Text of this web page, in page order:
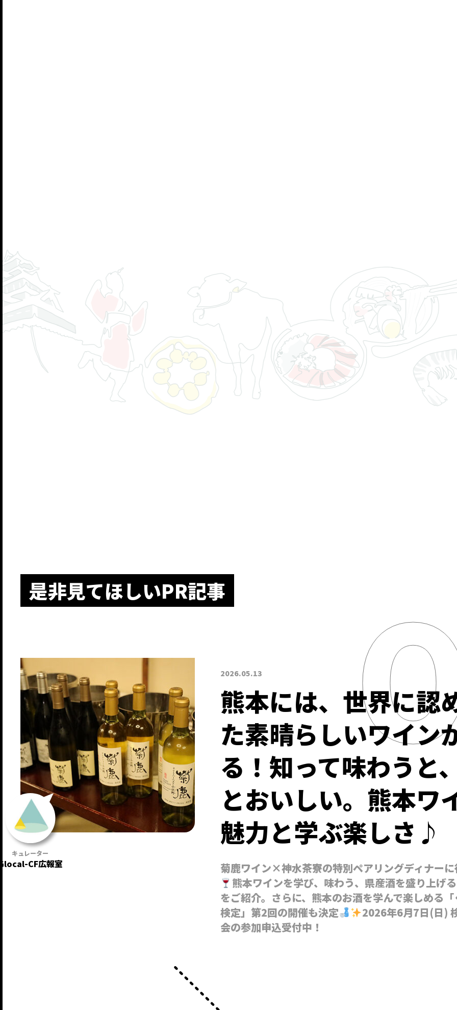
是非見てほしいPR記事
2026.05.13
CF広報室
熊本には、世界に認
た素晴らしいワイン
る！知って味わうと
とおいしい。熊本ワ
魅力と学ぶ楽しさ♪
菊鹿ワイン×神水茶寮の特別ペアリングディナーに
熊本ワインを学び、味わう、県産酒を盛り上げ
をご紹介。さらに、熊本のお酒を学んで楽しめる
検定」第2回の開催も決定
2026年6月7日(日)
会の参加申込受付中！